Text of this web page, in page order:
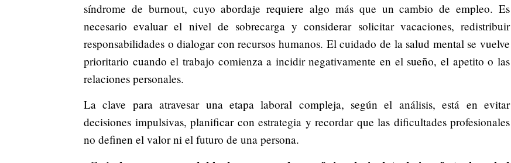
síndrome de burnout, cuyo abordaje requiere algo más que un cambio de empleo. Es
necesario evaluar el nivel de sobrecarga y considerar solicitar vacaciones, redistribuir
responsabilidades o dialogar con recursos humanos. El cuidado de la salud mental se vuelve
prioritario cuando el trabajo comienza a incidir negativamente en el sueño, el apetito o las
relaciones personales.
La clave para atravesar una etapa laboral compleja, según el análisis, está en evitar
decisiones impulsivas, planificar con estrategia y recordar que las dificultades profesionales
no definen el valor ni el futuro de una persona.